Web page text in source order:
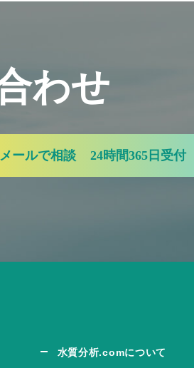
わせ
メールで相談 24時間365日受付
水質分析.comについて